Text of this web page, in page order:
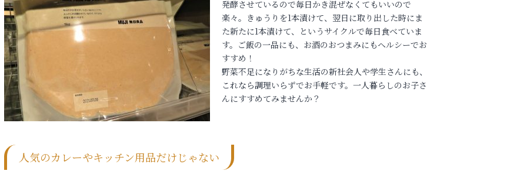
発酵させているので毎日かき混ぜなくてもいいので
楽々。きゅうりを1本漬けて、翌日に取り出した時にま
た新たに1本漬けて、というサイクルで毎日食べていま
す。ご飯の一品にも、お酒のおつまみにもヘルシーでお
すすめ！
野菜不足になりがちな生活の新社会人や学生さんにも、
これなら調理いらずでお手軽です。一人暮らしのお子さ
んにすすめてみませんか？
人気のカレーやキッチン用品だけじゃない